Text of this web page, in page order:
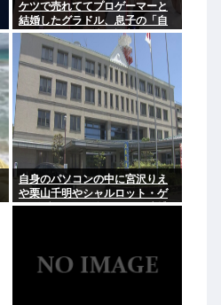
ケツで売れててプロゲーマーと
結婚したグラドル、息子の「自
閉スペクトラム症」診断にショ
ックで泣く
自身のパソコンの中に宮沢りえ
や栗山千明やシャルロット・ゲ
ンズブールを保存した男を逮捕